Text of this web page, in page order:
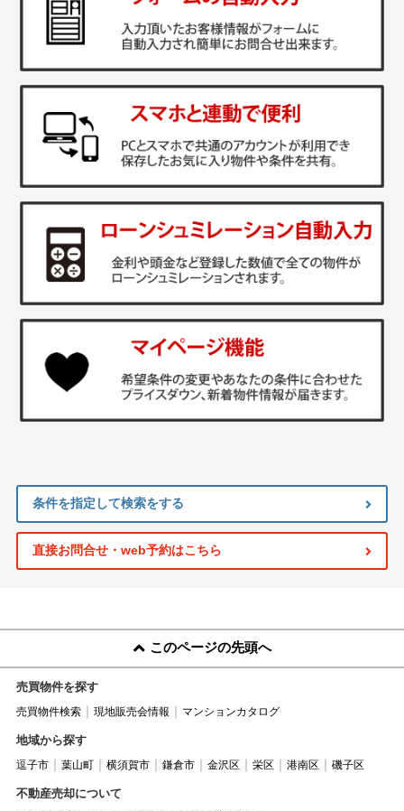
条件を指定して検索をする
直接お問合せ・web予約はこちら
このページの先頭へ
売買物件を探す
売買物件検索 現地販売会情報 マンションカタログ
地域から探す
逗子市 葉山町 横須賀市 鎌倉市 金沢区 栄区 港南区 磯子区
不動産売却について